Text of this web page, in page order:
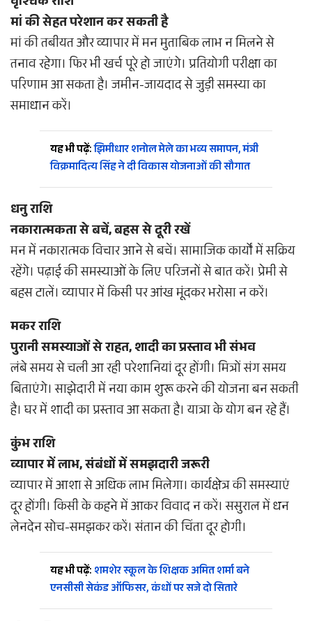
मां की सेहत परेशान कर सकती है
मां की तबीयत और व्यापार में मन मुताबिक लाभ न मिलने से
तनाव रहेगा। फिर भी खर्च पूरे हो जाएंगे। प्रतियोगी परीक्षा का
परिणाम आ सकता है। जमीन-जायदाद से जुड़ी समस्या का
समाधान करें।
यह भी पढ़ें:झिमीधार शनोल मेले का भव्य समापन, मंत्री
विक्रमादित्य सिंह ने दी विकास योजनाओं की सौगात
धनु राशि
नकारात्मकता से बचें, बहस से दूरी रखें
मन में नकारात्मक विचार आने से बचें। सामाजिक कार्यों में सक्रिय
रहेंगे। पढ़ाई की समस्याओं के लिए परिजनों से बात करें। प्रेमी से
बहस टालें। व्यापार में किसी पर आंख मूंदकर भरोसा न करें।
मकर राशि
पुरानी समस्याओं से राहत, शादी का प्रस्ताव भी संभव
लंबे समय से चली आ रही परेशानियां दूर होंगी। मित्रों संग समय
बिताएंगे। साझेदारी में नया काम शुरू करने की योजना बन सकती
है। घर में शादी का प्रस्ताव आ सकता है। यात्रा के योग बन रहे हैं।
कुंभ राशि
व्यापार में लाभ, संबंधों में समझदारी जरूरी
व्यापार में आशा से अधिक लाभ मिलेगा। कार्यक्षेत्र की समस्याएं
दूर होंगी। किसी के कहने में आकर विवाद न करें। ससुराल में धन
लेनदेन सोच-समझकर करें। संतान की चिंता दूर होगी।
यह भी पढ़ें: शमशेर स्कूल के शिक्षक अमित शर्मा बने
एनसीसी सेकंड ऑफिसर, कंधों पर सजे दो सितारे